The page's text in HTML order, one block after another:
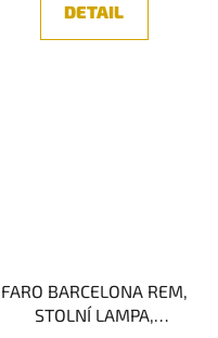
DETAIL
FARO BARCELONA REM,
STOLNÍ LAMPA,